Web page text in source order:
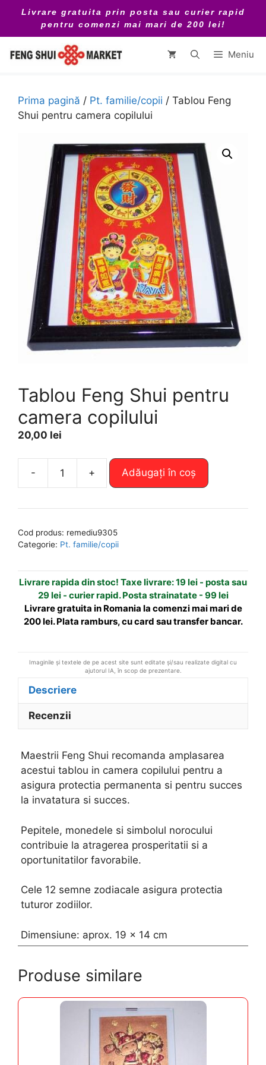
conținut
Livrare gratuita prin posta sau curier rapid
pentru comenzi mai mari de 200 lei!
Meniu
Prima pagină / Pt. familie/copii / Tablou Feng
Shui pentru camera copilului
Tablou Feng Shui pentru
camera copilului
20,00 lei
-
Cantitate
Feng
pentru
copilului
+ Adăugați în coș
e
n
t
i
Cod produs: remediu9305
Categorie: Pt. familie/copii
Livrare rapida din stoc! Taxe livrare: 19 lei - posta sau
29 lei - curier rapid. Posta strainatate - 99 lei
Livrare gratuita in Romania la comenzi mai mari de
200 lei. Plata ramburs, cu card sau transfer bancar.
Imaginile și textele de pe acest site sunt editate și/sau realizate digital cu
ajutorul IA, în scop de prezentare.
Descriere
Recenzii
Maestrii Feng Shui recomanda amplasarea
acestui tablou in camera copilului pentru a
asigura protectia permanenta si pentru succes
la invatatura si succes.
Pepitele, monedele si simbolul norocului
contribuie la atragerea prosperitatii si a
oportunitatilor favorabile.
Cele 12 semne zodiacale asigura protectia
tuturor zodiilor.
Dimensiune: aprox. 19 x 14 cm
Produse similare